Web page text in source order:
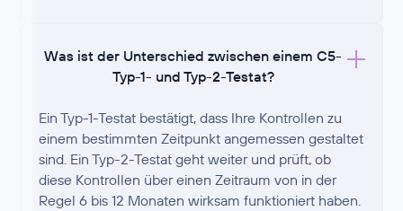
Was ist der Unterschied zwischen einem C5-
Typ-1- und Typ-2-Testat?
Ein Typ-1-Testat bestätigt, dass Ihre Kontrollen zu
einem bestimmten Zeitpunkt angemessen gestaltet
sind. Ein Typ-2-Testat geht weiter und prüft, ob
diese Kontrollen über einen Zeitraum von in der
Regel 6 bis 12 Monaten wirksam funktioniert haben.